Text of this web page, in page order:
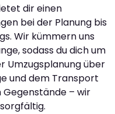
dir einen
bei der Planung bis
Wir kümmern uns
sodass du dich um
Umzugsplanung über
und dem Transport
– wir